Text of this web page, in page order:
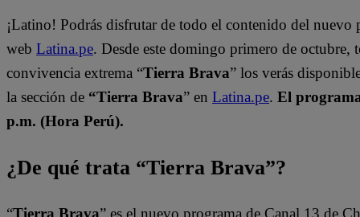
¡Latino! Podrás disfrutar de todo el contenido del nuevo
web Latina.pe. Desde este domingo primero de
convivencia extrema “Tierra Brava” los verás
la sección de “Tierra Brava” en Latina.pe. El
p.m. (Hora Perú).
¿De qué trata “Tierra Brava”?